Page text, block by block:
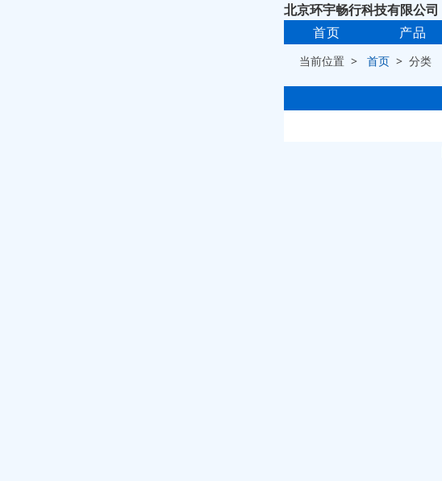
北京环宇畅行科技有限公司
首页
产品
当前位置 >首页 > 分类